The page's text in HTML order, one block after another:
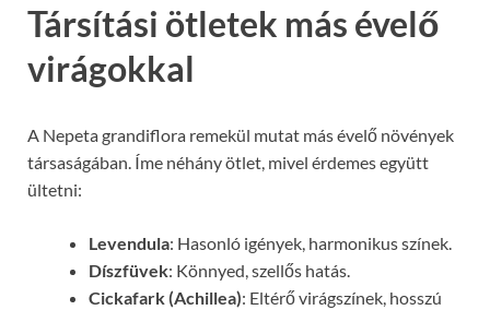
Társítási ötletek más évelő
virágokkal
A Nepeta grandiflora remekül mutat más évelő növények
társaságában. Íme néhány ötlet, mivel érdemes együtt
ültetni:
Levendula: Hasonló igények, harmonikus színek.
Díszfüvek: Könnyed, szellős hatás.
Cickafark (Achillea): Eltérő virágszínek, hosszú